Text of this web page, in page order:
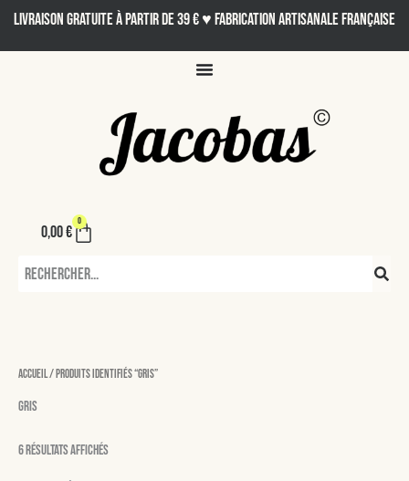
Aller
contenu
LIVRAISON GRATUITE À PARTIR DE 39 € ♥ Fabrication artisanale française
0,00€
0
Panier
Accueil/ Produits identifiés “gris”
gris
6 résultats affichés